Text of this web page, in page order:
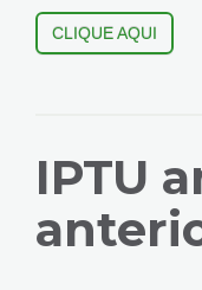
CLIQUE AQUI
IPTU